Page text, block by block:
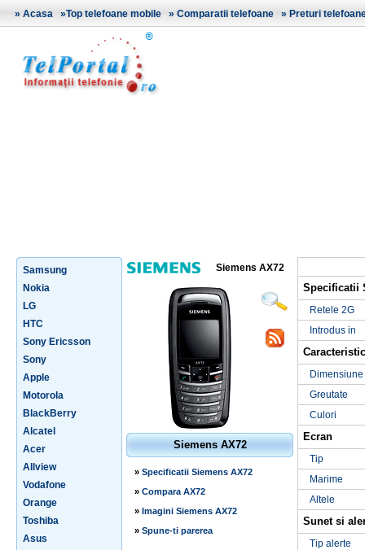
» Acasa »Top telefoane mobile » Comparatii telefoane » Preturi
Samsung
Nokia
LG
HTC
Sony Ericsson
Sony
Apple
Motorola
BlackBerry
Alcatel
Acer
Allview
Vodafone
Orange
Toshiba
Asus
Siemens AX72
Siemens AX72
» Specificatii Siemens AX72
» Compara AX72
» Imagini Siemens AX72
» Spune-ti parerea
Specificatii
Retele 2G
Introdus in
Dimensiune
Greutate
Culori
Ecran
Tip
Marime
Altele
Sunet si
Tip alerte